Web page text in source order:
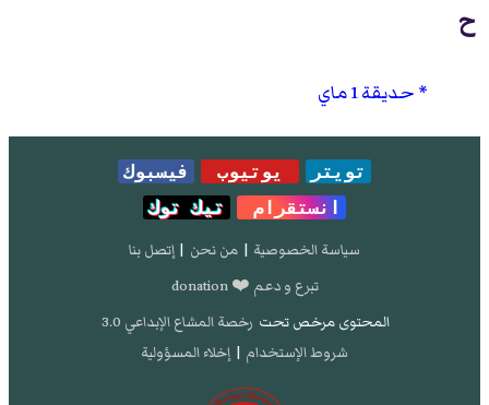
ح
حديقة 1 ماي
تويتر يوتيوب
فيسبوك
انستقرام
تيك توك
سياسة الخصوصية | من نحن | إتصل بنا
تبرع و دعم ❤️ donation
المحتوى مرخص تحت رخصة المشاع الإبداعي 3.0
شروط الإستخدام | إخلاء المسؤولية